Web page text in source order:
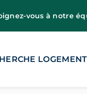
vous à notre
LOGEMENT